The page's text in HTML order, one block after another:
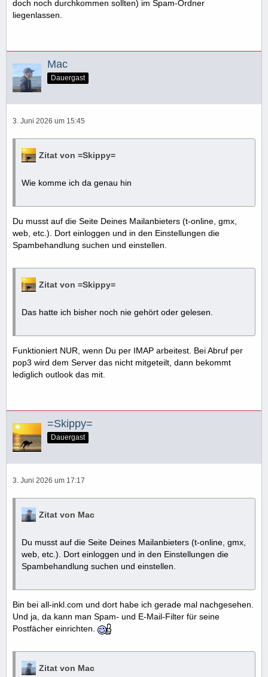
doch noch durchkommen sollten) im Spam-Ordner
liegenlassen.
Mac
Dauergast
3. Juni 2026 um 15:45
Zitat von =Skippy=
Wie komme ich da genau hin
Du musst auf die Seite Deines Mailanbieters (t-online, gmx,
web, etc.). Dort einloggen und in den Einstellungen die
Spambehandlung suchen und einstellen.
Zitat von =Skippy=
Das hatte ich bisher noch nie gehört oder gelesen.
Funktioniert NUR, wenn Du per IMAP arbeitest. Bei Abruf per
pop3 wird dem Server das nicht mitgeteilt, dann bekommt
lediglich outlook das mit.
=Skippy=
Dauergast
3. Juni 2026 um 17:17
Zitat von Mac
Du musst auf die Seite Deines Mailanbieters (t-online, gmx,
web, etc.). Dort einloggen und in den Einstellungen die
Spambehandlung suchen und einstellen.
Bin bei all-inkl.com und dort habe ich gerade mal nachgesehen.
Und ja, da kann man Spam- und E-Mail-Filter für seine
Postfächer einrichten.
Zitat von Mac